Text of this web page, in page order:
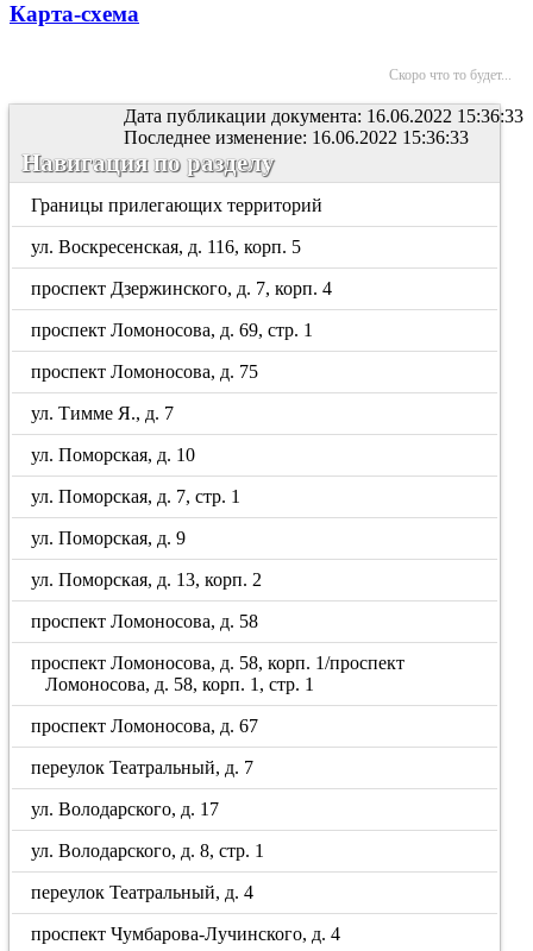
Карта-схема
Скоро что то будет...
Дата публикации документа: 16.06.2022 15:36:33
Последнее изменение: 16.06.2022 15:36:33
Навигация по разделу
Границы прилегающих территорий
ул. Воскресенская, д. 116, корп. 5
проспект Дзержинского, д. 7, корп. 4
проспект Ломоносова, д. 69, стр. 1
проспект Ломоносова, д. 75
ул. Тимме Я., д. 7
ул. Поморская, д. 10
ул. Поморская, д. 7, стр. 1
ул. Поморская, д. 9
ул. Поморская, д. 13, корп. 2
проспект Ломоносова, д. 58
проспект Ломоносова, д. 58, корп. 1/проспект
Ломоносова, д. 58, корп. 1, стр. 1
проспект Ломоносова, д. 67
переулок Театральный, д. 7
ул. Володарского, д. 17
ул. Володарского, д. 8, стр. 1
переулок Театральный, д. 4
проспект Чумбарова-Лучинского, д. 4